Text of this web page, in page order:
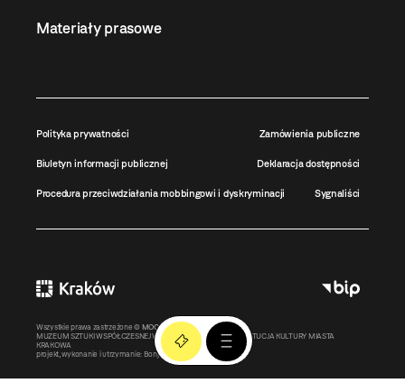
Materiały prasowe
Polityka prywatności Zamówienia publiczne
Biuletyn informacji publicznej Deklaracja dostępności
Procedura przeciwdziałania mobbingowi i dyskryminacji Sygnaliści
Wszystkie prawa zastrzeżone © MOCAK2011-2026
MUZEUM SZTUKI WSPÓŁCZESNEJ W KRAKOWIE MOCAK – INSTYTUCJA KULTURY MIASTA
KRAKOWA
projekt, wykonanie i utrzymanie: Bonjour.pl